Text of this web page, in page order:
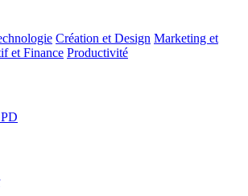
Création et Design Marketing et
et Finance Productivité